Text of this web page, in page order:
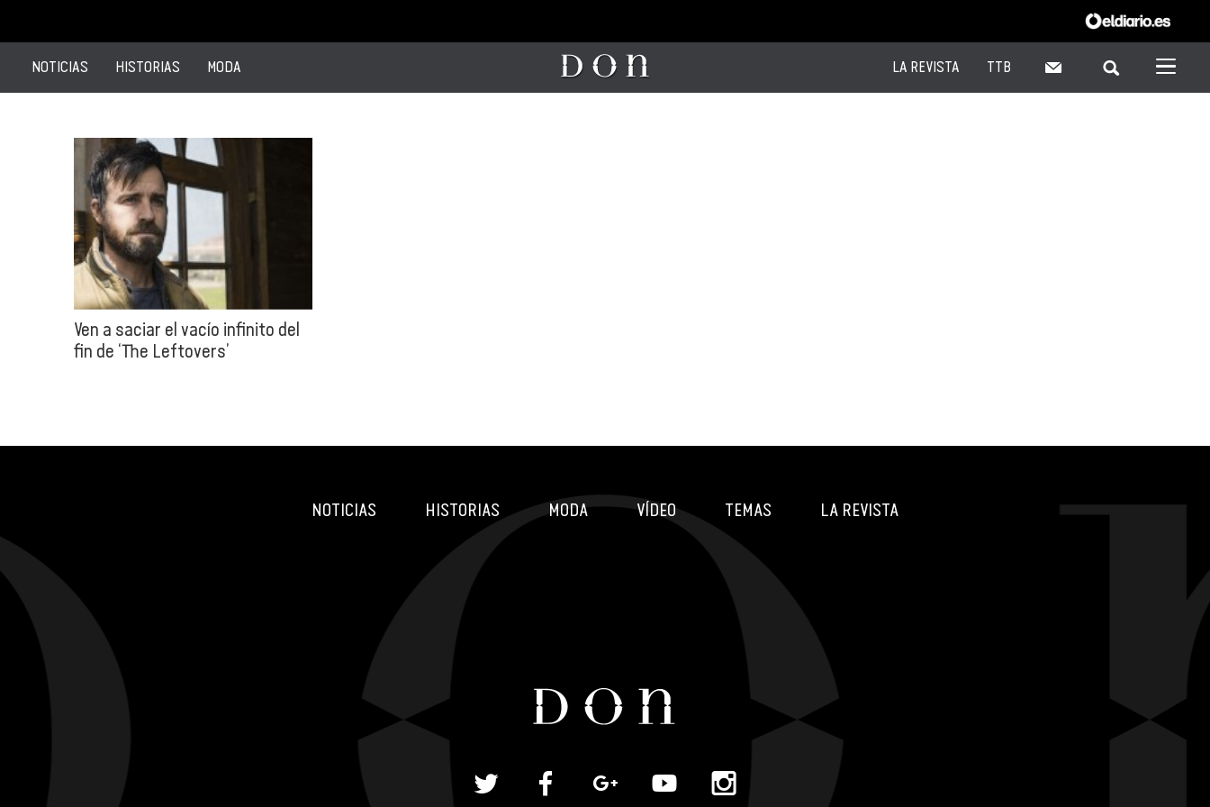
NOTICIAS HISTORIAS MODA LA REVISTA TTB
Ven a saciar el vacío infinito del
fin de ‘The Leftovers’
NOTICIAS HISTORIAS MODA VÍDEO TEMAS LA REVISTA